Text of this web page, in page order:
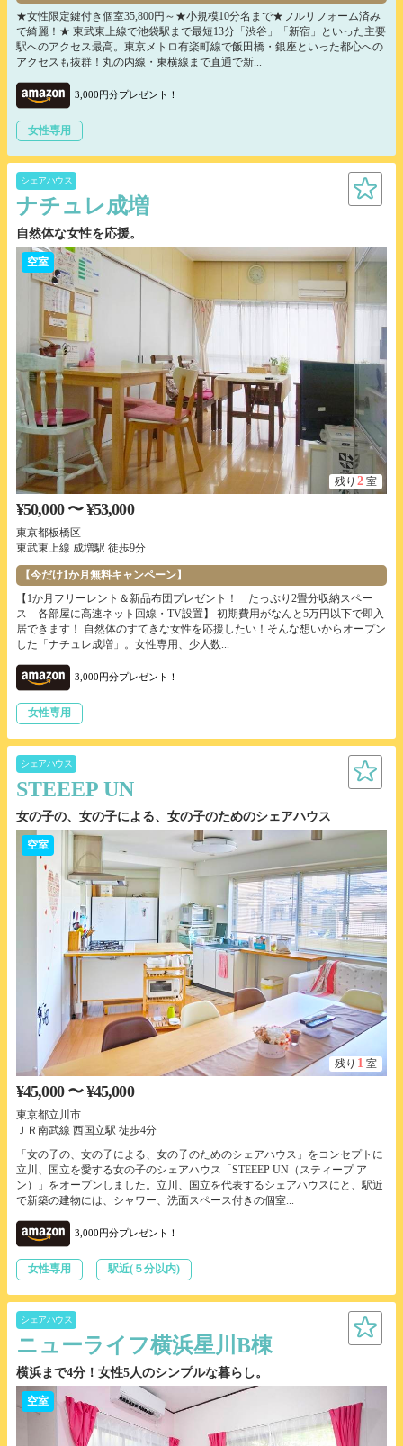
★女性限定鍵付き個室35,800円～★小規模10分名まで★フルリフォーム済み
で綺麗！★ 東武東上線で池袋駅まで最短13分「渋谷」「新宿」といった主要
駅へのアクセス最高。東京メトロ有楽町線で飯田橋・銀座といった都心への
アクセスも抜群！丸の内線・東横線まで直通で新...
3,000円分プレゼント！
女性専用
シェアハウス
ナチュレ成増
自然体な女性を応援。
空室
残り 2 室
¥50,000 〜 ¥53,000
東京都板橋区
東武東上線 成増駅 徒歩9分
【今だけ1か月無料キャンペーン】
【1か月フリーレント＆新品布団プレゼント！ たっぷり2畳分収納スペー
ス 各部屋に高速ネット回線・TV設置】 初期費用がなんと5万円以下で即入
居できます！ 自然体のすてきな女性を応援したい！そんな想いからオープン
した「ナチュレ成増」。女性専用、少人数...
3,000円分プレゼント！
女性専用
シェアハウス
STEEEP UN
女の子の、女の子による、女の子のためのシェアハウス
空室
残り 1 室
¥45,000 〜 ¥45,000
東京都立川市
ＪＲ南武線 西国立駅 徒歩4分
「女の子の、女の子による、女の子のためのシェアハウス」をコンセプトに
立川、国立を愛する女の子のシェアハウス「STEEEP UN（スティープ ア
ン）」をオープンしました。立川、国立を代表するシェアハウスにと、駅近
で新築の建物には、シャワー、洗面スペース付きの個室...
3,000円分プレゼント！
女性専用 駅近(５分以内)
シェアハウス
ニューライフ横浜星川B棟
横浜まで4分！女性5人のシンプルな暮らし。
空室